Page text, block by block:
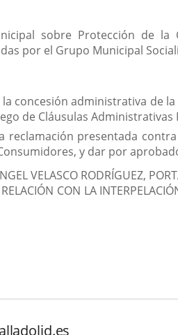
sobre Protección de la
por el Grupo Municipal
concesión administrativa de
de Cláusulas Administrativas
presentada
y dar por
VELASCO RODRÍGUEZ,
CON LA